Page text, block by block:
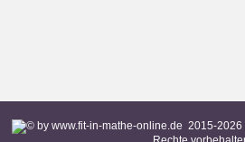
2015-2026